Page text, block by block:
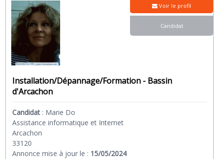
Installation/Dépannage/Formation - Bassin
d'Arcachon
Candidat : Marie Do
Assistance informatique et Internet
Arcachon
33120
Annonce mise à jour le : 15/05/2024
Voir le profil
Candidat